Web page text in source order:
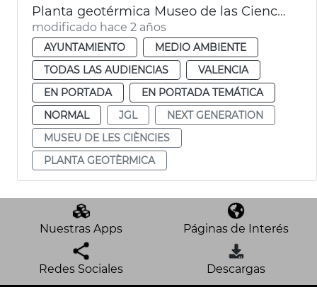
Planta geotérmica Museo de las Ciencias
modificado hace 2 años
AYUNTAMIENTO
MEDIO AMBIENTE
TODAS LAS AUDIENCIAS
VALENCIA
EN PORTADA
EN PORTADA TEMÁTICA
NORMAL
JGL
NEXT GENERATION
MUSEU DE LES CIÈNCIES
PLANTA GEOTÈRMICA
Nuestras Apps Páginas de Interés
Redes Sociales Descargas